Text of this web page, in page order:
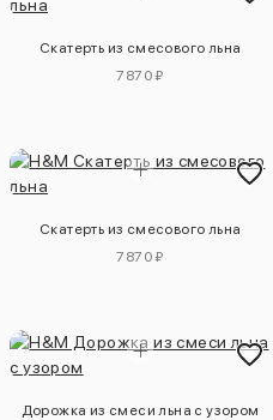
Скатерть из смесового льна
7870 ₽
Скатерть из смесового льна
7870 ₽
Дорожка из смеси льна с узором